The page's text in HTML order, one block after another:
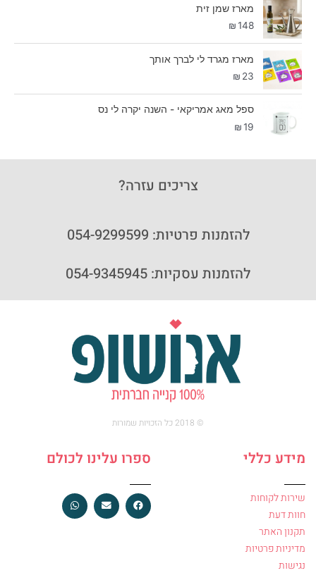
מארז שמן זית
₪148
מארז מגרד לי לברך אותך
₪ 23
ספל מאג אמריקאי - השנה יקרה לי נס
₪19
צריכים עזרה?
להזמנות פרטיות: 054-9299599
להזמנות עסקיות: 054-9345945
© 2018 כל הזכויות שמורות
מידע כללי
שירות לקוחות
חוות דעת
תקנון האתר
מדיניות פרטיות
נגישות
ספרו עלינו לכולם